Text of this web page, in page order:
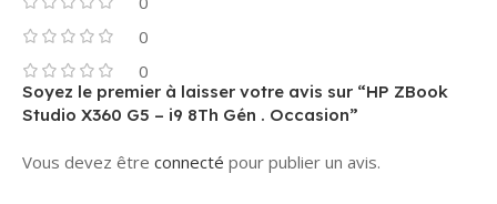
0
0
Soyez le premier à laisser votre avis sur “HP ZBook
Studio X360 G5 – i9 8Th Gén . Occasion”
Vous devez être connecté pour publier un avis.